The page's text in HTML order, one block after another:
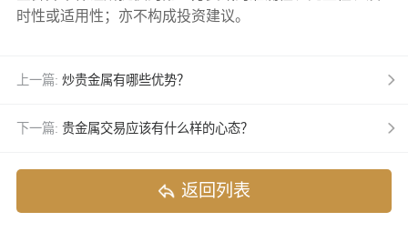
时性或适用性；亦不构成投资建议。
上一篇: 炒贵金属有哪些优势？
下一篇: 贵金属交易应该有什么样的心态？
返回列表